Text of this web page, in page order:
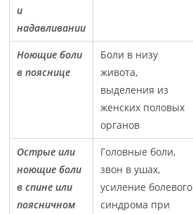
и
надавливании
Ноющие боли
в пояснице
Боли в низу
живота,
выделения из
женских половых
органов
Острые или
ноющие боли
в спине или
поясничном
Головные боли,
звон в ушах,
усиление болевого
синдрома при